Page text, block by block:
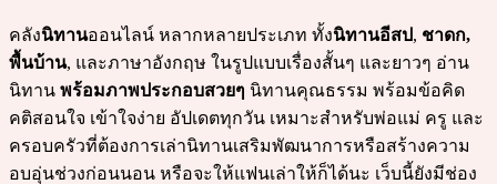
คลังนิทานออนไลน์ หลากหลายประเภท ทั้งนิทานอีสป, ชาดก,
พื้นบ้าน, และภาษาอังกฤษ ในรูปแบบเรื่องสั้นๆ และยาวๆ อ่าน
นิทาน พร้อมภาพประกอบสวยๆ นิทานคุณธรรม พร้อมข้อคิด
คติสอนใจ เข้าใจง่าย อัปเดตทุกวัน เหมาะสำหรับพ่อแม่ ครู และ
ครอบครัวที่ต้องการเล่านิทานเสริมพัฒนาการหรือสร้างความ
อบอุ่นช่วงก่อนนอน หรือจะให้แฟนเล่าให้ก็ได้นะ เว็บนี้ยังมีช่อง